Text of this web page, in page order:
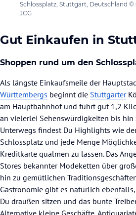
Schlossplatz, Stuttgart, Deutschland
JCG
Gut Einkaufen in
Shoppen rund um den
Als längste Einkaufsmeile der
Württembergs beginnt die Stuttgarter
am Hauptbahnhof und führt gut 1,2
an vielerlei Sehenswürdigkeiten bis hin
Unterwegs findest Du Highlights wie
Schlossplatz und jede Menge
Kreditkarte qualmen zu lassen. Das
Stores bekannter Modeketten über
hin zu gemütlichen
Gastronomie gibt es natürlich
Du draußen sitzen und das bunte